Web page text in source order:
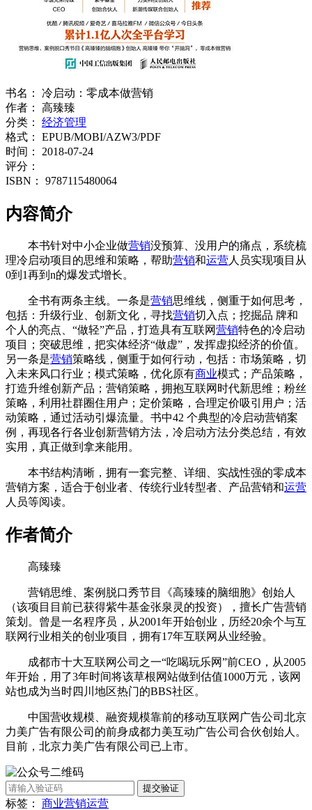
书名：
冷启动：零成本做营销
作者：
高臻臻
分类：
经济管理
格式：
EPUB/MOBI/AZW3/PDF
时间：
2018-07-24
评分：
ISBN：
9787115480064
内容简介
本书针对中小企业做营销没预算、没用户的痛点，系统梳
理冷启动项目的思维和策略，帮助营销和运营人员实现项目从
0到1再到n的爆发式增长。
全书有两条主线。一条是营销思维线，侧重于如何思考，
包括：升级行业、创新文化，寻找营销切入点；挖掘品 牌和
个人的亮点、“做轻”产品，打造具有互联网营销特色的冷启动
项目；突破思维，把实体经济“做虚”，发挥虚拟经济的价值。
另一条是营销策略线，侧重于如何行动，包括：市场策略，切
入未来风口行业；模式策略，优化原有商业模式；产品策略，
打造升维创新产品；营销策略，拥抱互联网时代新思维；粉丝
策略，利用社群圈住用户；定价策略，合理定价吸引用户；活
动策略，通过活动引爆流量。书中42 个典型的冷启动营销案
例，再现各行各业创新营销方法，冷启动方法分类总结，有效
实用，真正做到拿来能用。
本书结构清晰，拥有一套完整、详细、实战性强的零成本
营销方案，适合于创业者、传统行业转型者、产品营销和运营
人员等阅读。
作者简介
高臻臻
营销思维、案例脱口秀节目《高臻臻的脑细胞》创始人
（该项目目前已获得紫牛基金张泉灵的投资），擅长广告营销
策划。曾是一名程序员，从2001年开始创业，历经20余个与互
联网行业相关的创业项目，拥有17年互联网从业经验。
成都市十大互联网公司之一“吃喝玩乐网”前CEO，从2005
年开始，用了3年时间将该草根网站做到估值1000万元，该网
站也成为当时四川地区热门的BBS社区。
中国营收规模、融资规模靠前的移动互联网广告公司北京
力美广告有限公司的前身成都力美互动广告公司合伙创始人。
目前，北京力美广告有限公司已上市。
提交验证
标签： 商业营销运营